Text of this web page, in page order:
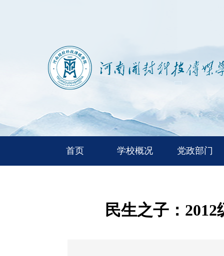
首页 学校概况 党政部门
民生之子：